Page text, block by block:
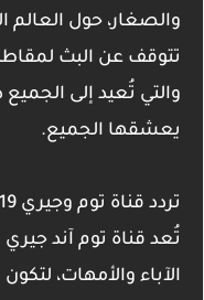
والصغار، حول العالم
تتوقف عن البث
والتي تُعيد إلى الجميع
يعشقها الجميع.
تردد قناة توم وجيري 2019
تُعد قناة توم آند
الآباء والأمهات،